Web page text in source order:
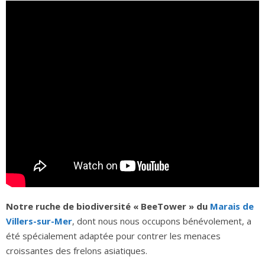
Notre ruche de biodiversité « BeeTower » du Marais de
Villers-sur-Mer, dont nous nous occupons bénévolement, a
été spécialement adaptée pour contrer les menaces
croissantes des frelons asiatiques.